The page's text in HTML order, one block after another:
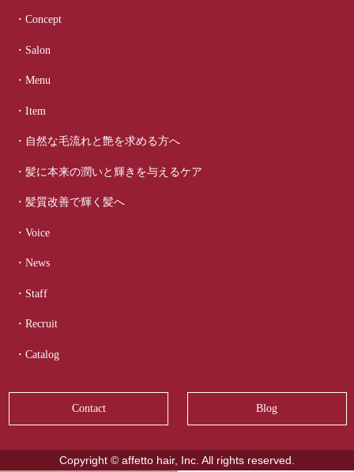
・Concept
・Salon
・Menu
・Item
・自然な毛流れと艶を求める方へ
・髪に本来の潤いと輝きを与えるケア
・髪質改善で輝く髪へ
・Voice
・News
・Staff
・Recruit
・Catalog
Contact Blog
Copyright © affetto hair, Inc. All rights reserved.